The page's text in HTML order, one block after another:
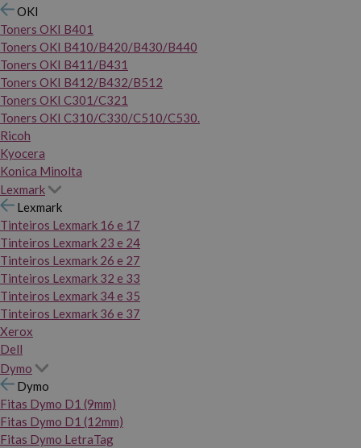
OKI
Toners OKI B401
Toners OKI B410/B420/B430/B440
Toners OKI B411/B431
Toners OKI B412/B432/B512
Toners OKI C301/C321
Toners OKI C310/C330/C510/C530.
Ricoh
Kyocera
Konica Minolta
Lexmark
Lexmark
Tinteiros Lexmark 16 e 17
Tinteiros Lexmark 23 e 24
Tinteiros Lexmark 26 e 27
Tinteiros Lexmark 32 e 33
Tinteiros Lexmark 34 e 35
Tinteiros Lexmark 36 e 37
Xerox
Dell
Dymo
Dymo
Fitas Dymo D1 (9mm)
Fitas Dymo D1 (12mm)
Fitas Dymo LetraTag